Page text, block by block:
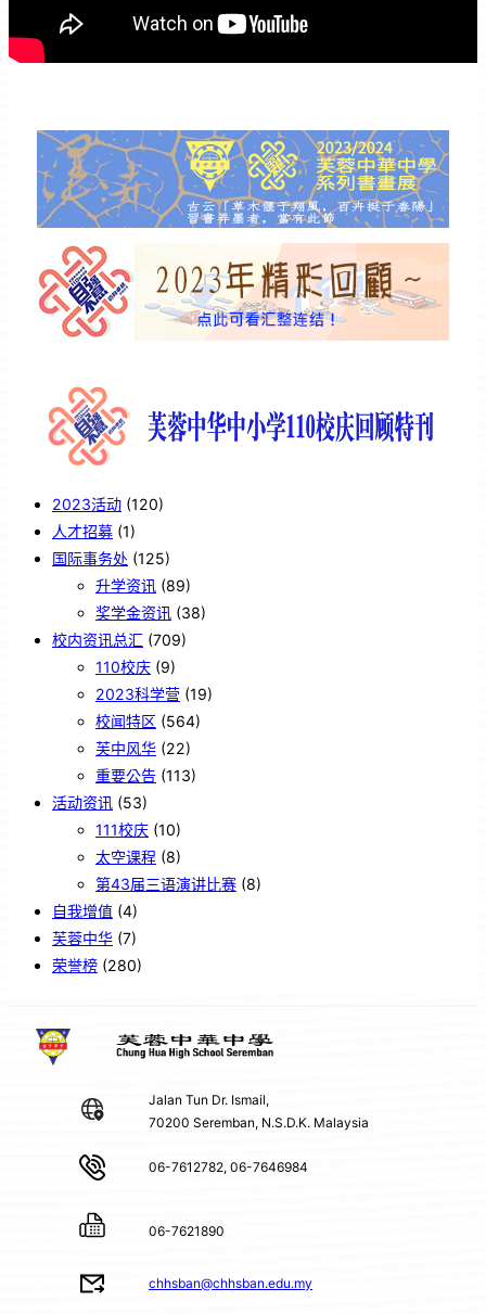
2023活动 (120)
人才招募 (1)
国际事务处 (125)
升学资讯 (89)
奖学金资讯 (38)
校内资讯总汇 (709)
110校庆 (9)
2023科学营 (19)
校闻特区 (564)
芙中风华 (22)
重要公告 (113)
活动资讯 (53)
111校庆 (10)
太空课程 (8)
第43届三语演讲比赛 (8)
自我增值 (4)
芙蓉中华 (7)
荣誉榜 (280)
Jalan Tun Dr. Ismail,
70200 Seremban, N.S.D.K. Malaysia
06-7612782, 06-7646984
06-7621890
chhsban@chhsban.edu.my